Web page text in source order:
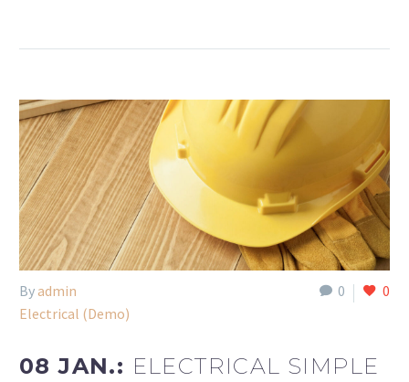
0 0
Byadmin
Electrical (Demo)
08 JAN.: ELECTRICAL SIMPLE